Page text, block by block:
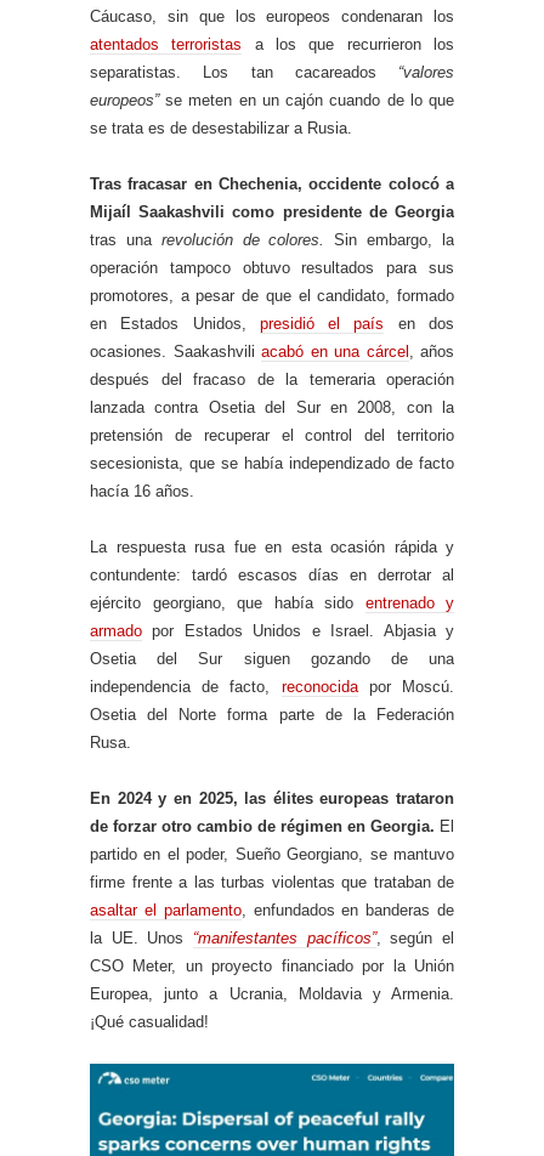
Cáucaso, sin que los europeos condenaran los
atentados terroristas a los que recurrieron los
separatistas. Los tan cacareados “valores
europeos”se meten en un cajón cuando de lo que
se trata es de desestabilizar a Rusia.
Tras fracasar en Chechenia, occidente colocó a
Mijaíl Saakashvili como presidente de Georgia
tras una revolución de colores.Sin embargo, la
operación tampoco obtuvo resultados para sus
promotores, a pesar de que el candidato, formado
en Estados Unidos, presidió el país en dos
ocasiones. Saakashvili acabó en una cárcel , años
después del fracaso de la temeraria operación
lanzada contra Osetia del Sur en 2008, con la
pretensión de recuperar el control del territorio
secesionista, que se había independizado de facto
hacía 16 años.
La respuesta rusa fue en esta ocasión rápida y
contundente: tardó escasos días en derrotar al
ejército georgiano, que había sido entrenado y
armado por Estados Unidos e Israel. Abjasia y
Osetia del Sur siguen gozando de una
independencia de facto, reconocidapor Moscú.
Osetia del Norte forma parte de la Federación
Rusa.
En 2024 y en 2025, las élites europeas trataron
de forzar otro cambio de régimen en Georgia. El
partido en el poder, Sueño Georgiano, se mantuvo
firme frente a las turbas violentas que trataban de
asaltar el parlamento, enfundados en banderas de
la UE. Unos “manifestantes pacíficos”, según el
CSO Meter, un proyecto financiado por la Unión
Europea, junto a Ucrania, Moldavia y Armenia.
¡Qué casualidad!